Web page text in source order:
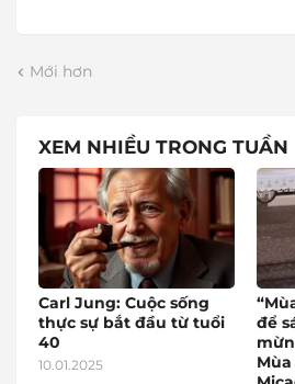
Mới hơn
XEM NHIỀU TRONG TUẦN
Carl Jung: Cuộc sống
thực sự bắt đầu từ tuổi
40
10.01.2025
để